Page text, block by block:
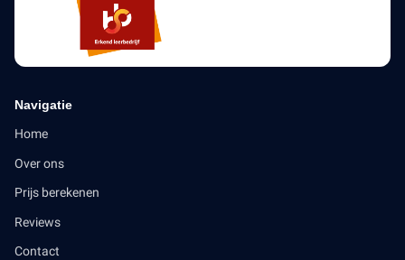
Navigatie
Home
Over ons
Prijs berekenen
Reviews
Contact